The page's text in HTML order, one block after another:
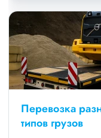
Перевозка
типов грузов